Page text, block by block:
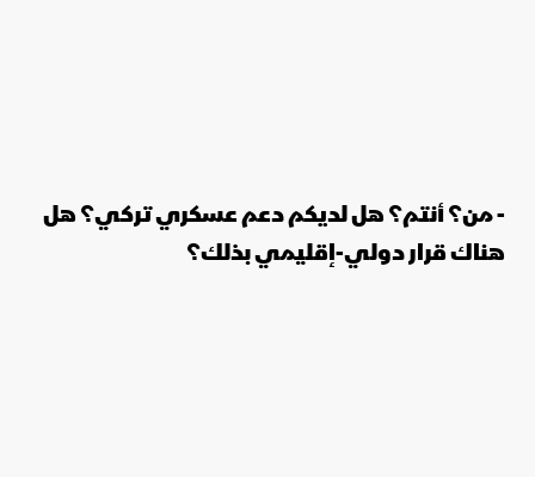
- من؟ أنتم؟ هل لديكم دعم عسكري تركي؟ هل
هناك قرار دولي-إقليمي بذلك؟